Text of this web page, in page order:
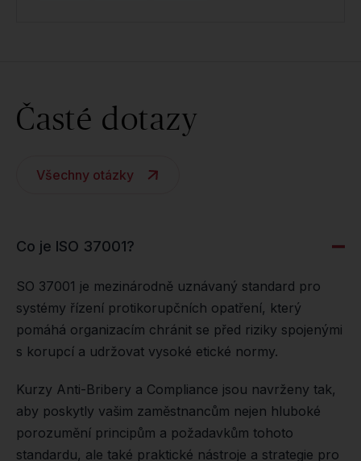
Časté dotazy
Všechny otázky
Co je ISO 37001?
SO 37001 je mezinárodně uznávaný standard pro
systémy řízení protikorupčních opatření, který
pomáhá organizacím chránit se před riziky spojenými
s korupcí a udržovat vysoké etické normy.
Kurzy Anti-Bribery a Compliance jsou navrženy tak,
aby poskytly vašim zaměstnancům nejen hluboké
porozumění principům a požadavkům tohoto
standardu, ale také praktické nástroje a strategie pro